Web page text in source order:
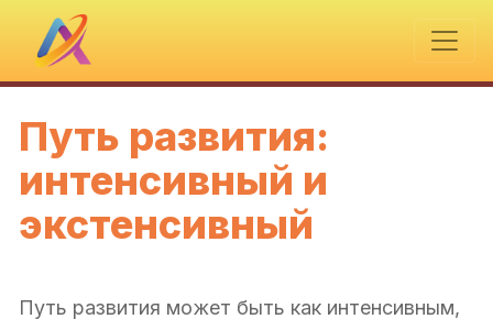
Путь развития:
интенсивный и
экстенсивный
Путь развития может быть как интенсивным,